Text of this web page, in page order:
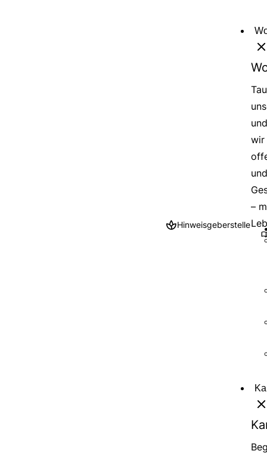
wir
–
Hinweisgeberstelle